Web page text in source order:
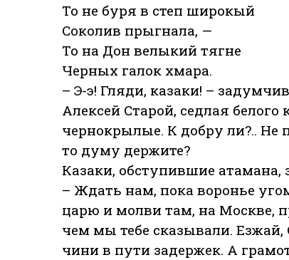
То не буря в степ широкый
Соколив прыгнала, —
То на Дон велыкий тягне
Черных галок хмара.
– Э-э! Гляди, казаки! –
Алексей Старой, седлая
чернокрылые. К добру ли?.. Не
то думу держите?
Казаки, обступившие атамана,
– Ждать нам, пока воронье
царю и молви там, на Москве,
чем мы тебе сказывали.
чини в пути задержек. А